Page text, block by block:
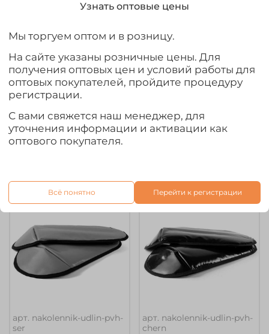
Наколенники
короткие ПВХ (Ж),
Черные
800₽
Предзаказ
арт.nakol-nalok-multikam
Наколенники +
1 115₽
арт. nakolennik-udlin-pvh-
ser
Ожидается
арт. nakolennik-udlin-pvh-
chern
Узнать оптовые цены
Мы торгуем оптом и в розницу.
На сайте указаны розничные цены. Для
получения оптовых цен и условий работы для
оптовых покупателей, пройдите процедуру
регистрации.
С вами свяжется наш менеджер, для
уточнения информации и активации как
оптового покупателя.
Всё понятно Перейти к регистрации